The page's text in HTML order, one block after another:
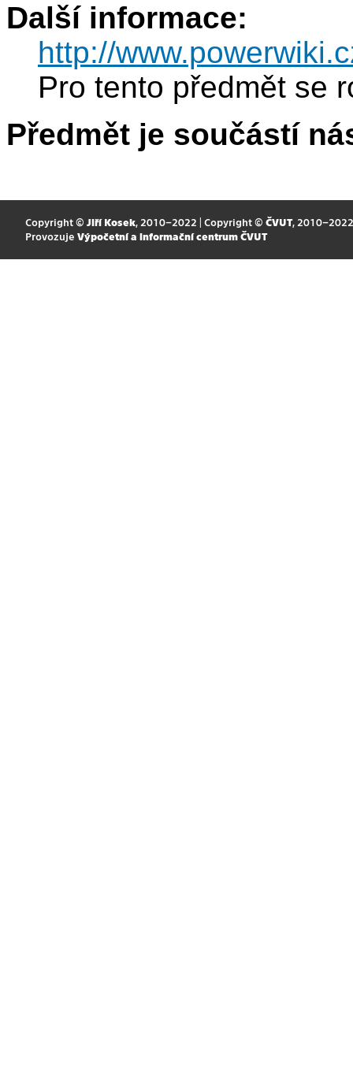
Další informace:
http://
Pro tento předmět se
Předmět je součástí
Copyright © Jiří Kosek, 2010–2022 | Copyright © ČVUT, 2010–2022
Provozuje Výpočetní a informační centrum ČVUT